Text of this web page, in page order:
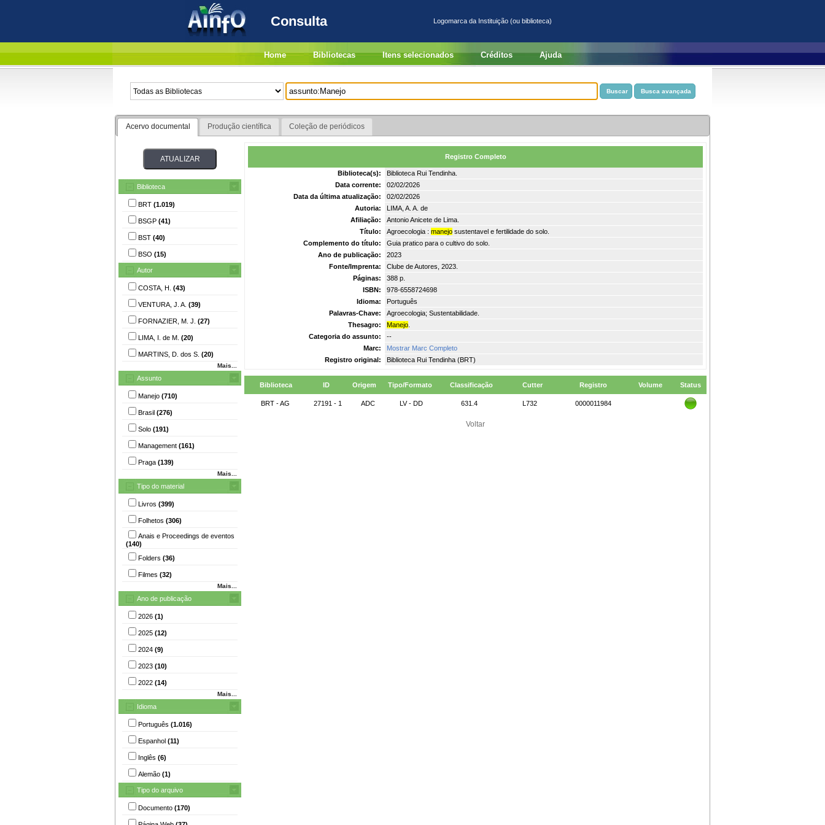
Consulta Logomarca da Instituição (ou biblioteca)
Home Bibliotecas Itens selecionados Créditos Ajuda
Acervo documental Produção científica Coleção de periódicos
Biblioteca
BRT (1.019)
BSGP (41)
BST (40)
BSO (15)
Autor
COSTA, H. (43)
VENTURA, J. A. (39)
FORNAZIER, M. J. (27)
LIMA, I. de M. (20)
MARTINS, D. dos S. (20)
Mais...
Assunto
Manejo (710)
Brasil (276)
Solo (191)
Management (161)
Praga (139)
Mais...
Tipo do material
Livros (399)
Folhetos (306)
Anais e Proceedings de eventos
(140)
Folders (36)
Filmes (32)
Mais...
Ano de publicação
2026 (1)
2025 (12)
2024 (9)
2023 (10)
2022 (14)
Mais...
Idioma
Português (1.016)
Espanhol (11)
Inglês (6)
Alemão (1)
Tipo do arquivo
Documento (170)
Registro Completo
Biblioteca(s):
Biblioteca Rui Tendinha.
Data corrente:
02/02/2026
Data da última atualização:
02/02/2026
Autoria:
LIMA, A. A. de
Afiliação:
Antonio Anicete de Lima.
Título:
Agroecologia : manejo sustentavel e fertilidade do solo.
Complemento do título:
Guia pratico para o cultivo do solo.
Ano de publicação:
2023
Fonte/Imprenta:
Clube de Autores, 2023.
Páginas:
388 p.
ISBN:
978-6558724698
Idioma:
Português
Palavras-Chave:
Agroecologia; Sustentabilidade.
Thesagro:
Manejo
Categoria do assunto:
--
Marc:
Mostrar Marc Completo
Registro original:
Biblioteca Rui Tendinha (BRT)
Biblioteca ID Origem Tipo/Formato Classificação Cutter Registro Volume Status
BRT - AG 27191 - 1 ADC LV - DD 631.4 L732 0000011984
Voltar